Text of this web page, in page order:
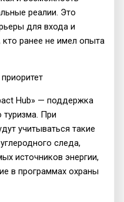
реалии. Это
для входа и
ранее не имел опыта
Hub» — поддержка
туризма. При
учитываться такие
следа,
источников энергии,
в программах охраны